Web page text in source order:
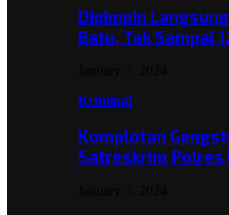
Dipimpin
Batu, Tak Sampai
Kriminal
Komplotan
Satreskrim Polres